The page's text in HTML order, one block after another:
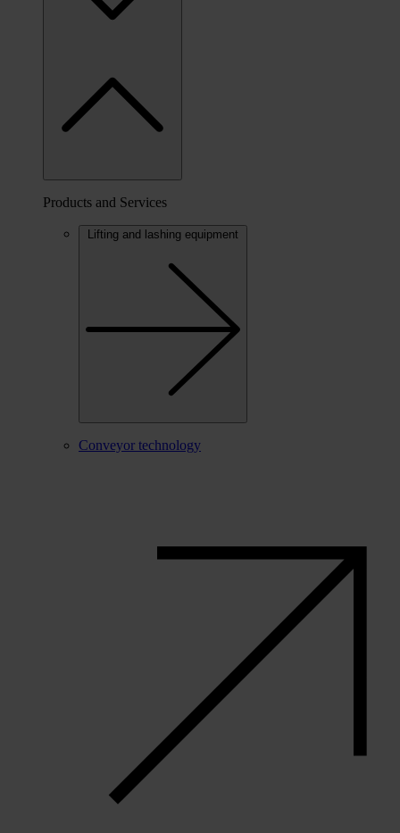
Products and Services
Lifting and lashing equipment
Conveyor technology